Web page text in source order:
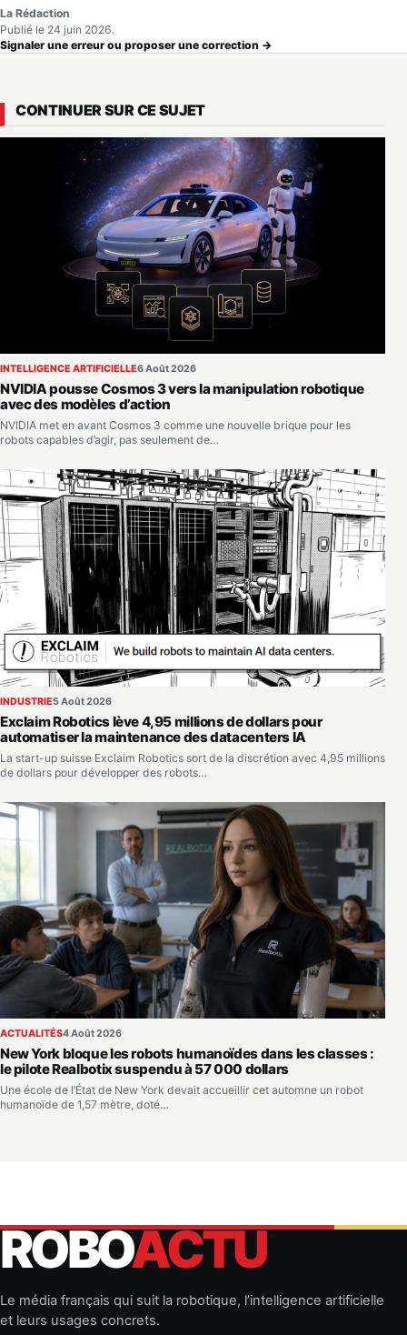
La Rédaction
Publié le 24 juin 2026.
Signaler une erreur ou proposer une correction →
CONTINUER SUR CE SUJET
INTELLIGENCE ARTIFICIELLE6 Août 2026
NVIDIA pousse Cosmos 3 vers la manipulation robotique
avec des modèles d’action
NVIDIA met en avant Cosmos 3 comme une nouvelle brique pour les
robots capables d’agir, pas seulement de…
INDUSTRIE5 Août 2026
Exclaim Robotics lève 4,95 millions de dollars pour
automatiser la maintenance des datacenters IA
La start-up suisse Exclaim Robotics sort de la discrétion avec 4,95 millions
de dollars pour développer des robots…
ACTUALITÉS4 Août 2026
New York bloque les robots humanoïdes dans les classes :
le pilote Realbotix suspendu à 57 000 dollars
Une école de l’État de New York devait accueillir cet automne un robot
humanoïde de 1,57 mètre, doté…
ROBOACTU
Le média français qui suit la robotique, l’intelligence artificielle
et leurs usages concrets.